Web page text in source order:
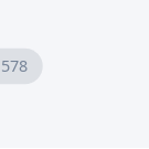
578